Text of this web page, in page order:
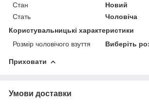
Стан
Новий
Стать
Чоловіча
Користувальницькі характеристики
Розмір чоловічого взуття
Виберіть
Приховати
Умови доставки